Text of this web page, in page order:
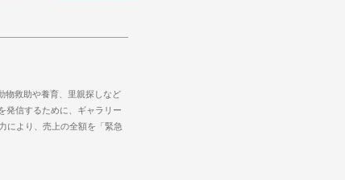
物救助や養育、里親探しなど
発信するために、ギャラリー
により、売上の全額を「緊急